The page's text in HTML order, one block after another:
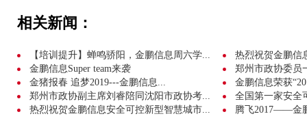
相关新闻：
【培训提升】蝉鸣骄阳，金鹏信息周六学...
热烈祝贺金鹏信
金鹏信息Super team来袭
郑州市政协委员
金猪报春 追梦2019---金鹏信息...
金鹏信息荣获
郑州市政协副主席刘睿陪同沈阳市政协考...
全国第一家安全
热烈祝贺金鹏信息安全可控新型智慧城市...
腾飞2017——金